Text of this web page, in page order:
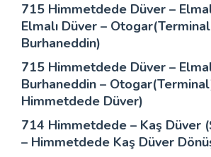
715 Himmetdede Düver –
Elmalı Düver –
Burhaneddin)
715 Himmetdede Düver –
Burhaneddin –
Himmetdede Düver)
714 Himmetdede – Kaş Düver
– Himmetdede Kaş Düver